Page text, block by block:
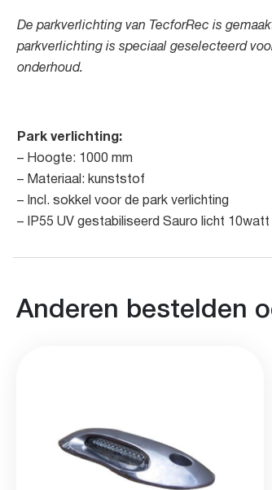
De parkverlichting van TecforRec is
parkverlichting is speciaal geselecteerd
onderhoud.
Park verlichting:
– Hoogte: 1000 mm
– Materiaal: kunststof
– Incl. sokkel voor de park verlichting
– IP55 UV gestabiliseerd Sauro licht
Anderen bestelden